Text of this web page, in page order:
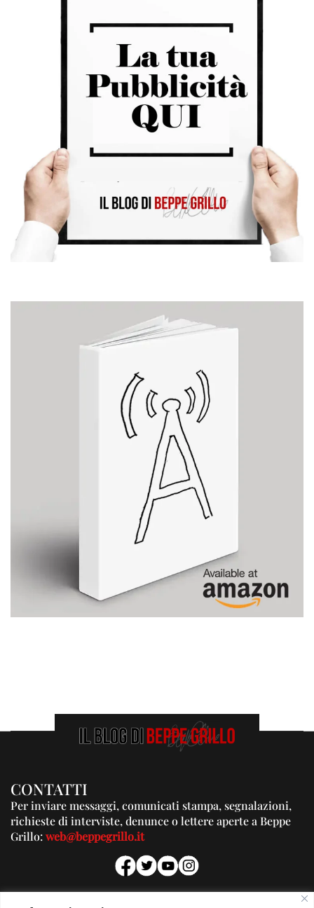
CONTATTI
Per inviare messaggi, comunicati stampa, segnalazioni,
richieste di interviste, denunce o lettere aperte a Beppe
Grillo:web@beppegrillo.it